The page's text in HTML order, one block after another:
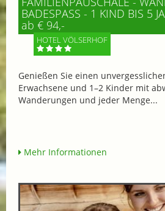
BADESPASS - 1 KIND BIS 5
ab € 94,-
HOTEL VÖLSERHOF
Genießen Sie einen
Erwachsene und 1–2 Kinder mit
Wanderungen und jeder Menge...
Mehr Informationen